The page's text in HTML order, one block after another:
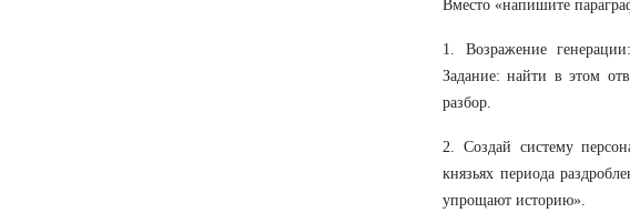
Вместо «напишите
1. Возражение
Задание: найти в этом
разбор.
2. Создай систему
князьях периода
упрощают историю».